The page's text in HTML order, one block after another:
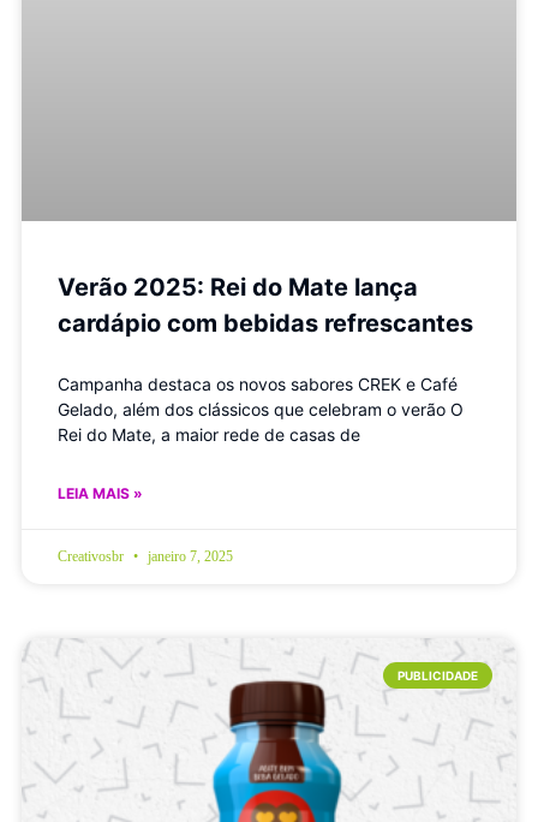
Verão 2025: Rei do Mate lança
cardápio com bebidas refrescantes
Campanha destaca os novos sabores CREK e Café
Gelado, além dos clássicos que celebram o verão O
Rei do Mate, a maior rede de casas de
LEIA MAIS »
Creativosbr janeiro 7, 2025
PUBLICIDADE